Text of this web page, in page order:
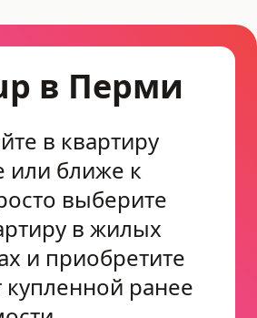
в Перми
в квартиру
или ближе к
выберите
в жилых
и приобретите
купленной ранее